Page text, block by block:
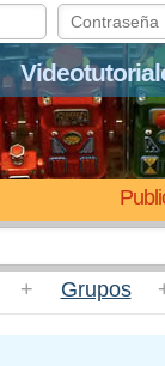
+ Grupos